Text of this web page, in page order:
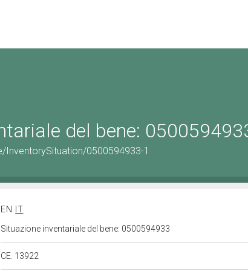
del bene:
0500594933-1
EN
IT
Situazione inventariale del bene: 0500594933
CE. 13922